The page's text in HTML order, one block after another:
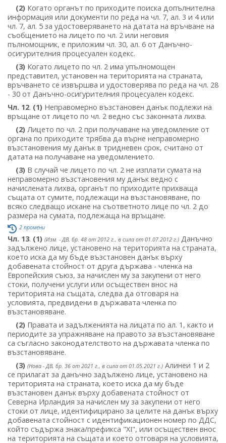
(2) Когато органът по приходите поиска допълнителна
информация или документи по реда на чл. 7, ал. 3 и 4 или
чл. 7, ал. 5 за удостоверяването на датата на връчване на
съобщението на лицето по чл. 2 или неговия
пълномощник, е приложим чл. 30, ал. 6 от Данъчно-
осигурителния процесуален кодекс.
(3) Когато лицето по чл. 2 има упълномощен
представител, установен на територията на страната,
връчването се извършва и удостоверява по реда на чл. 28
- 30 от Данъчно-осигурителния процесуален кодекс.
Чл. 12. (1) Неправомерно възстановен данък подлежи на
връщане от лицето по чл. 2 ведно със законната лихва.
(2) Лицето по чл. 2 при получаване на уведомление от
органа по приходите трябва да върне неправомерно
възстановения му данък в тридневен срок, считано от
датата на получаване на уведомлението.
(3) В случай че лицето по чл. 2 не изплати сумата на
неправомерно възстановения му данък ведно с
начислената лихва, органът по приходите прихваща
същата от сумите, подлежащи на възстановяване, по
всяко следващо искане на съответното лице по чл. 2 до
размера на сумата, подлежаща на връщане.
2 промени
Чл. 13. (1) (Изм. - ДВ, бр. 48 от 2012 г., в сила от 01.07.2012 г.) Данъчно
задължено лице, установено на територията на страната,
което иска да му бъде възстановен данък върху
добавената стойност от друга държава - членка на
Европейския съюз, за начислен му за закупени от него
стоки, получени услуги или осъществен внос на
територията на същата, следва да отговаря на
условията, предвидени в държавата членка по
възстановяване.
(2) Правата и задълженията на лицата по ал. 1, както и
периодите за упражняване на правото за възстановяване
са съгласно законодателството на държавата членка по
възстановяване.
(3) (Нова - ДВ, бр. 36 от 2021 г., в сила от 01.05.2021 г.) Алинеи 1 и 2
се прилагат за данъчно задължено лице, установено на
територията на страната, което иска да му бъде
възстановен данък върху добавената стойност от
Северна Ирландия за начислен му за закупени от него
стоки от лице, идентифицирано за целите на данък върху
добавената стойност с идентификационен номер по ДДС,
който съдържа знака/префикса "XI", или осъществен внос
на територията на същата и което отговаря на условията,